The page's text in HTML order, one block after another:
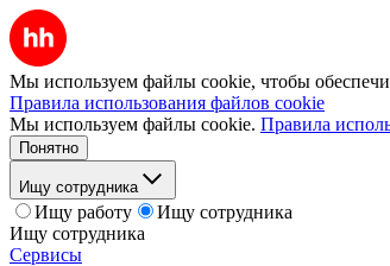
Мы используем файлы cookie, чтобы
Правила использования файлов cookie
Мы используем файлы cookie. Правила
Понятно
Ищу сотрудника
Ищу работу
Ищу сотрудника
Ищу сотрудника
Сервисы